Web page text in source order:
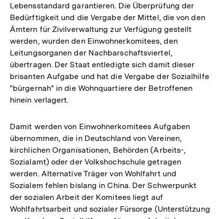
Lebensstandard garantieren. Die Überprüfung der
Bedürftigkeit und die Vergabe der Mittel, die von den
Ämtern für Zivilverwaltung zur Verfügung gestellt
werden, wurden den Einwohnerkomitees, den
Leitungsorganen der Nachbarschaftsviertel,
übertragen. Der Staat entledigte sich damit dieser
brisanten Aufgabe und hat die Vergabe der Sozialhilfe
"bürgernah" in die Wohnquartiere der Betroffenen
hinein verlagert.
Damit werden von Einwohnerkomitees Aufgaben
übernommen, die in Deutschland von Vereinen,
kirchlichen Organisationen, Behörden (Arbeits-,
Sozialamt) oder der Volkshochschule getragen
werden. Alternative Träger von Wohlfahrt und
Sozialem fehlen bislang in China. Der Schwerpunkt
der sozialen Arbeit der Komitees liegt auf
Wohlfahrtsarbeit und sozialer Fürsorge (Unterstützung